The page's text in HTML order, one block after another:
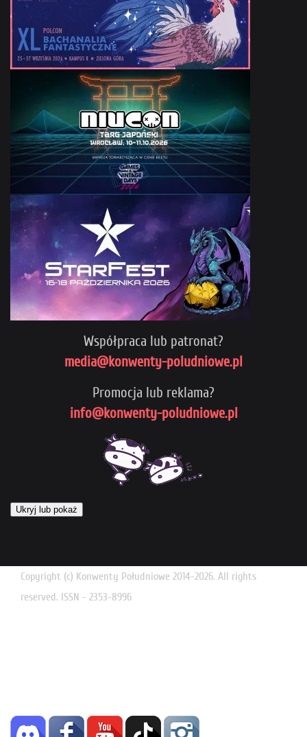
Współpraca lub patronat?
media@konwenty-poludniowe.pl
Promocja lub reklama?
info@konwenty-poludniowe.pl
Ukryj lub pokaż
Copyright (c) Konwenty Południowe 2014-2026. All rights
reserved. ISSN - 2353-8996